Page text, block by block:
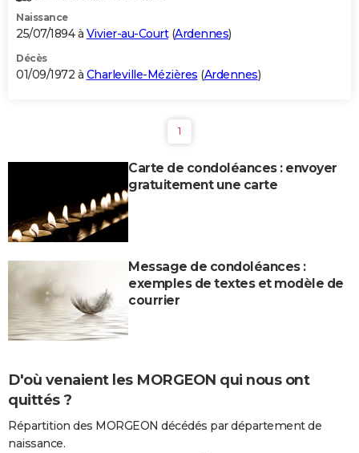
Naissance
25/07/1894 à Vivier-au-Court(Ardennes)
Décès
01/09/1972 à Charleville-Mézières (Ardennes)
1
Carte de condoléances : envoyer
gratuitement une carte
Message de condoléances :
exemples de textes et modèle de
courrier
D'où venaient les MORGEON qui nous ont
quittés ?
Répartition des MORGEON décédés par département de
naissance.